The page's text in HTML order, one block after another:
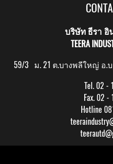
บริษัท ธีรา อิ
TEERA
59/3 ม. 21 ต.บางพลีใหญ่ อ.
Tel. 02 -
Fax. 02 -
Hotline